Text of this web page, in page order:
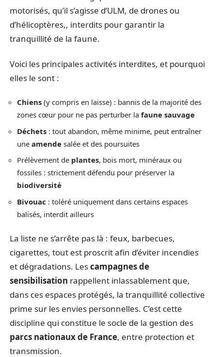
motorisés, qu’il s’agisse d’ULM, de drones ou
d’hélicoptères,, interdits pour garantir la
tranquillité de la faune.
Voici les principales activités interdites, et pourquoi
elles le sont :
Chiens (y compris en laisse) : bannis de la majorité des
zones cœur pour ne pas perturber la faune sauvage
Déchets : tout abandon, même minime, peut entraîner
une amende salée et des poursuites
Prélèvement de plantes, bois mort, minéraux ou
fossiles : strictement défendu pour préserver la
biodiversité
Bivouac : toléré uniquement dans certains espaces
balisés, interdit ailleurs
La liste ne s’arrête pas là : feux, barbecues,
cigarettes, tout est proscrit afin d’éviter incendies
et dégradations. Lescampagnes de
sensibilisation rappellent inlassablement que,
dans ces espaces protégés, la tranquillité collective
prime sur les envies personnelles. C’est cette
discipline qui constitue le socle de la gestion des
parcs nationaux de France, entre protection et
transmission.